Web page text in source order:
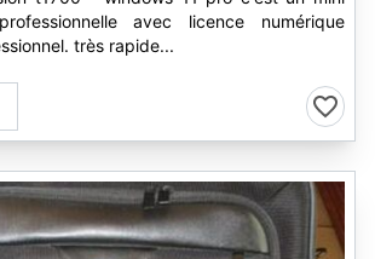
avec licence numérique
très rapide...